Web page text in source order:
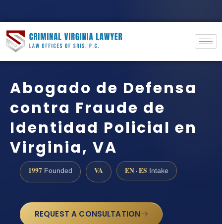
Abogado de Defensa
contra Fraude de
Identidad Policial en
Virginia, VA
1997 Founded VA EN · ES Intake
REQUEST A CONSULTATION